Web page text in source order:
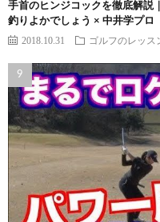
手首のヒンジコックを徹底解説
釣りよかでしょう × 中井学プロ
2018.10.31 ゴルフのレッス